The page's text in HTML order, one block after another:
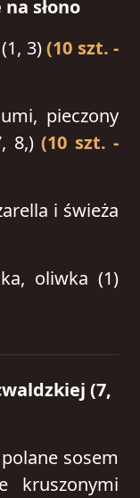
słono
3)(10 szt. -
pieczony
8,)(10 szt. -
i świeża
oliwka (1)
(7,
sosem
kruszonymi